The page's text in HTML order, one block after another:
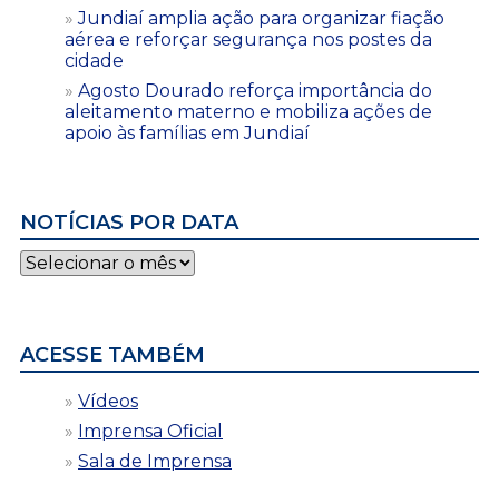
Jundiaí amplia ação para organizar fiação
aérea e reforçar segurança nos postes da
cidade
Agosto Dourado reforça importância do
aleitamento materno e mobiliza ações de
apoio às famílias em Jundiaí
NOTÍCIAS POR DATA
Notícias
por
ACESSE TAMBÉM
Vídeos
Imprensa Oficial
Sala de Imprensa